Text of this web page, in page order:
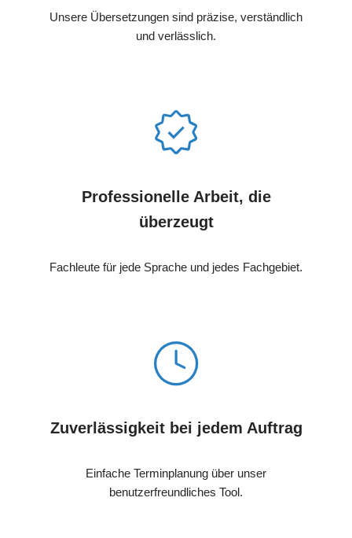
Unsere Übersetzungen sind präzise, verständlich
und verlässlich.
Professionelle Arbeit, die
überzeugt
Fachleute für jede Sprache und jedes Fachgebiet.
Zuverlässigkeit bei jedem Auftrag
Einfache Terminplanung über unser
benutzerfreundliches Tool.